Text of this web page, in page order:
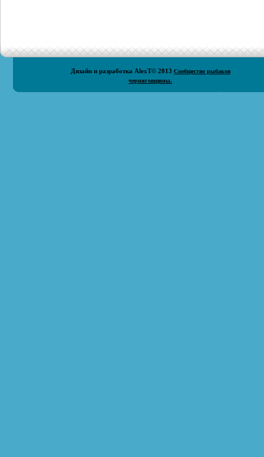
Дизайн и разработка AlexT© 2013 Сообщество рыбаков
черниговщины.